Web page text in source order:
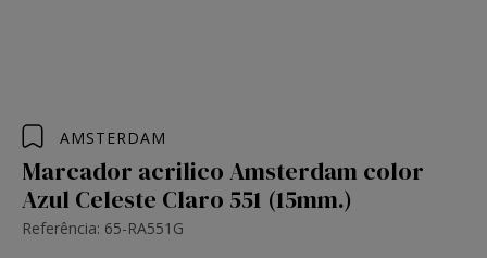
AMSTERDAM
Marcador acrilico Amsterdam color
Azul Celeste Claro 551 (15mm.)
Referência: 65-RA551G